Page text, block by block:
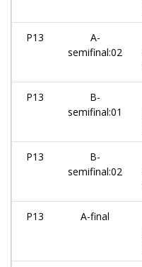
P13
A-
semifinal:02
P13
B-
semifinal:01
P13
B-
semifinal:02
P13 A-final